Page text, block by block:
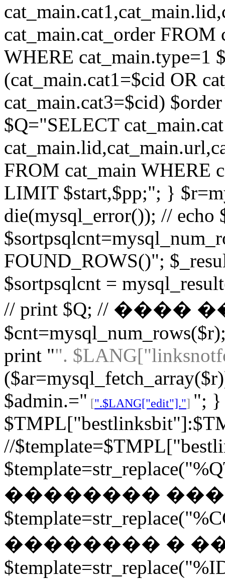
cat_main.cat_order
WHERE cat_main.type=1
(cat_main.cat1=$cid OR
cat_main.cat3=$cid)
$Q="SELECT
FROM cat_main WHERE
LIMIT $start,$pp;"; }
die(mysql_error()); // echo
FOUND_ROWS()";
$sortpsqlcnt =
// print $Q; //
print "".
$admin.=" [".$LANG["edit"]."] "; }
//
��������
�������� �